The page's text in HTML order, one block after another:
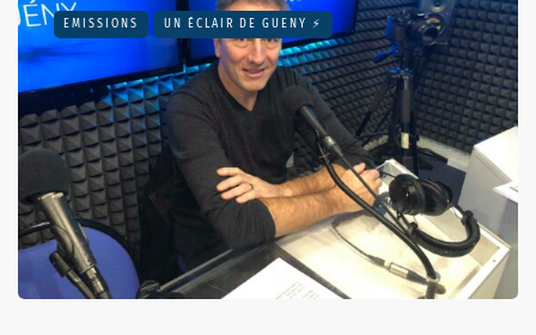
EMISSIONS UN ÉCLAIR DE GUENY ⚡️